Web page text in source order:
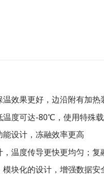
效果更好，边沿附有加
温度可达-80℃，使用特殊
设计，冻融效率更高
温度传导更快更均匀；
块化的设计，增强数据